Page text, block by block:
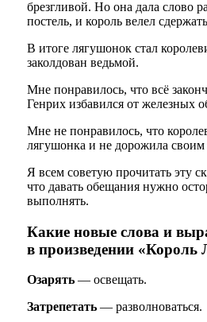
брезгливой. Но она дала слово
постель, и король велел
В итоге лягушонок стал
заколдован ведьмой.
Мне понравилось, что всё
Генрих избавился от железных
Мне не понравилось, что
лягушонка и не дорожила своим
Я всем советую прочитать эту
что давать обещания нужно
выполнять.
Какие новые слова и
в произведении «Король
Озарять— освещать.
Затрепетать— разволноваться.